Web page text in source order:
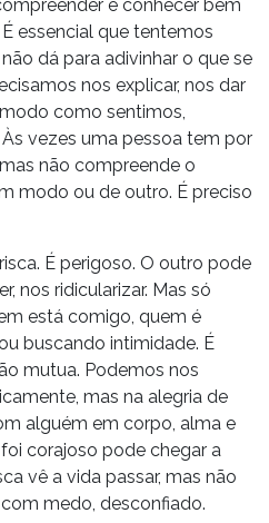
e conhecer bem
essencial que tentemos
dá para adivinhar o que se
nos explicar, nos dar
como sentimos,
vezes uma pessoa tem por
não compreende o
modo ou de outro. É preciso
É perigoso. O outro pode
nos ridicularizar. Mas só
está comigo, quem é
buscando intimidade. É
mutua. Podemos nos
mas na alegria de
alguém em corpo, alma e
corajoso pode chegar a
vê a vida passar, mas não
medo, desconfiado.